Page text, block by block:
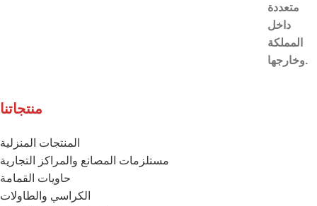
متعددة
داخل
المملكة
وخارجها.
منتجاتنا
المنتجات المنزلية
مستلزمات المصانع والمراكز التجارية
حاويات القمامة
الكراسي والطاولات